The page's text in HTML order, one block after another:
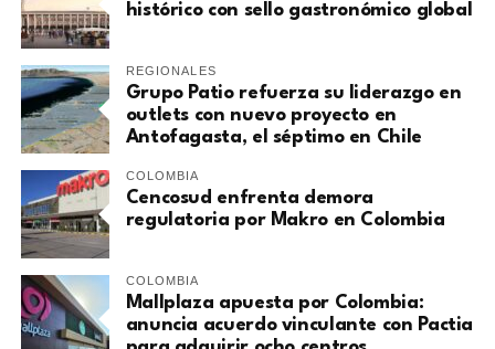
histórico con sello gastronómico global
REGIONALES
Grupo Patio refuerza su liderazgo en
outlets con nuevo proyecto en
Antofagasta, el séptimo en Chile
COLOMBIA
Cencosud enfrenta demora
regulatoria por Makro en Colombia
COLOMBIA
Mallplaza apuesta por Colombia:
anuncia acuerdo vinculante con Pactia